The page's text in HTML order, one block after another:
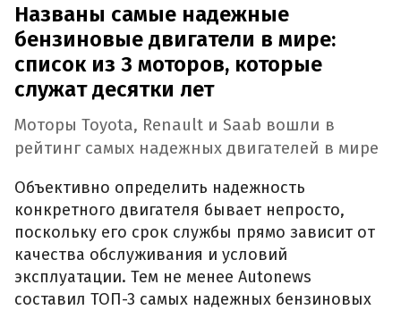
Названы самые надежные
бензиновые двигатели в мире:
список из 3 моторов, которые
служат десятки лет
Моторы Toyota, Renault и Saab вошли в
рейтинг самых надежных двигателей в мире
Объективно определить надежность
конкретного двигателя бывает непросто,
поскольку его срок службы прямо зависит от
качества обслуживания и условий
эксплуатации. Тем не менее Autonews
составил ТОП-3 самых надежных бензиновых